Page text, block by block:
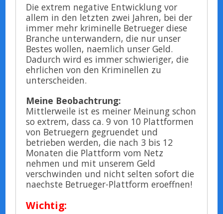
Die extrem negative Entwicklung vor
allem in den letzten zwei Jahren, bei der
immer mehr kriminelle Betrueger diese
Branche unterwandern, die nur unser
Bestes wollen, naemlich unser Geld.
Dadurch wird es immer schwieriger, die
ehrlichen von den Kriminellen zu
unterscheiden.
Meine Beobachtrung:
Mittlerweile ist es meiner Meinung schon
so extrem, dass ca. 9 von 10 Plattformen
von Betruegern gegruendet und
betrieben werden, die nach 3 bis 12
Monaten die Plattform vom Netz
nehmen und mit unserem Geld
verschwinden und nicht selten sofort die
naechste Betrueger-Plattform eroeffnen!
Wichtig: